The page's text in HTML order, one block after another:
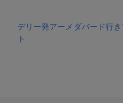
デリー発アーメダバード行き
ト